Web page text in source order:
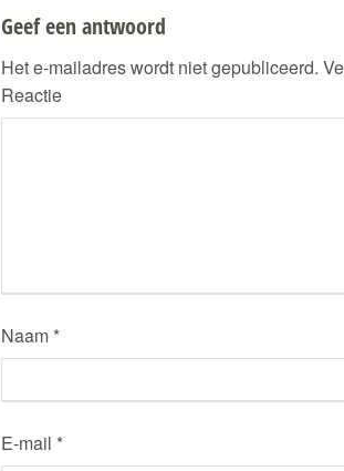
Geef een antwoord
Het e-mailadres wordt niet gepubliceerd.
Reactie
Naam *
E-mail *